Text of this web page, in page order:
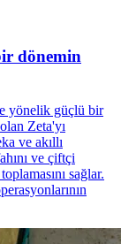
dönemin
yönelik güçlü bir
Zeta'yı
ve akıllı
ve çiftçi
sağlar.